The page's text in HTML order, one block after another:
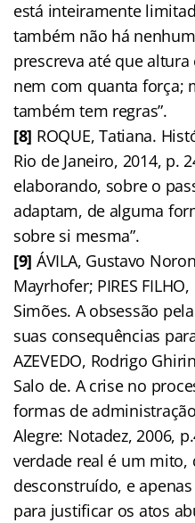
está inteiramente
também não há
prescreva até que
nem com quanta força;
também tem regras”.
[8] ROQUE, Tatiana.
Rio de Janeiro, 2014, p.
elaborando, sobre o
adaptam, de alguma
sobre si mesma”.
[9] ÁVILA, Gustavo
Mayrhofer; PIRES
Simões. A obsessão
suas consequências
AZEVEDO, Rodrigo
Salo de. A crise no
formas de
Alegre: Notadez, 2006,
verdade real é um mito,
desconstruído, e
para justificar os atos